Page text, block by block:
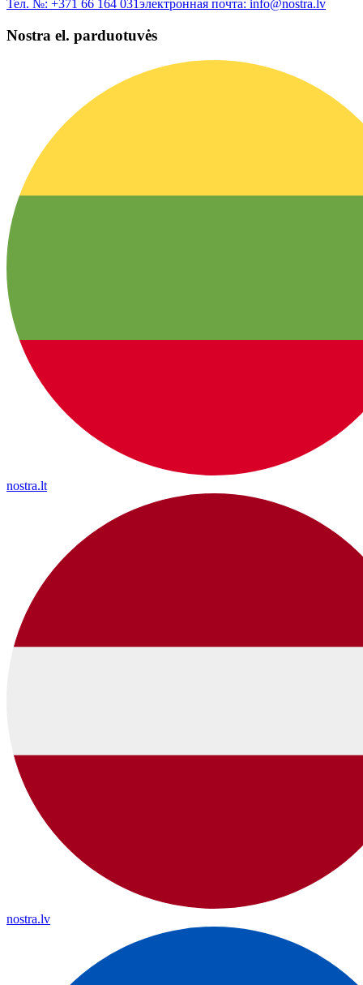
Тел. №: +371 66 164 031 электронная почта: info@nostra.lv
Nostra el. parduotuvės
nostra.lt
nostra.lv